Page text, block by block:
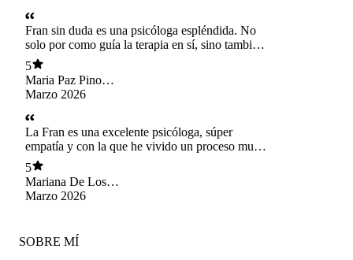
Fran sin duda es una psicóloga espléndida. No
solo por como guía la terapia en sí, sino también
como oyente. De todos los psicólogos que he
pasado(y vaya que fueron muchos) fran ha sido
la única en poder llegar al punto en el cual, no
pienso darme de alta médica sola. Una psicologa
para valorar. Infinitas gracias
5
Maria Paz Pino
Mellado
Marzo 2026
La Fran es una excelente psicóloga, súper
empatía y con la que he vivido un proceso muy
lindo.
5
Mariana De Los
Angeles Del Campo
Marzo 2026
SOBRE MÍ